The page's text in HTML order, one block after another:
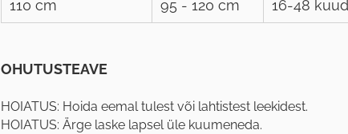
110 cm 95 - 120 cm 16-48 kuud
OHUTUSTEAVE
HOIATUS: Hoida eemal tulest või lahtistest leekidest.
HOIATUS: Ärge laske lapsel üle kuumeneda.